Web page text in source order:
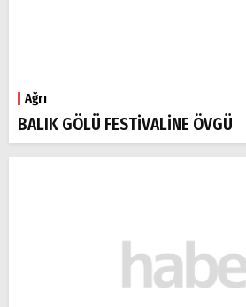
Ağrı
BALIK GÖLÜ FESTİVALİNE ÖVGÜ